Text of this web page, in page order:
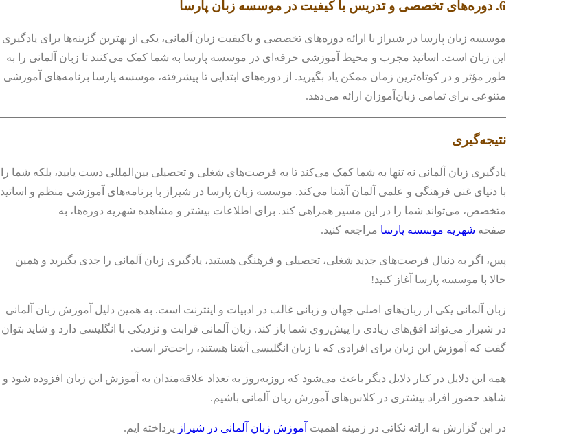
6. دوره‌های تخصصی و تدریس با کیفیت در موسسه زبان پارسا
موسسه زبان پارسا در شیراز با ارائه دوره‌های تخصصی و باکیفیت زبان آلمانی، یکی از بهترین گزینه‌ها برای یادگیری
این زبان است. اساتید مجرب و محیط آموزشی حرفه‌ای در موسسه پارسا به شما کمک می‌کنند تا زبان آلمانی را به
طور مؤثر و در کوتاه‌ترین زمان ممکن یاد بگیرید. از دوره‌های ابتدایی تا پیشرفته، موسسه پارسا برنامه‌های آموزشی
متنوعی برای تمامی زبان‌آموزان ارائه می‌دهد.
نتیجه‌گیری
یادگیری زبان آلمانی نه تنها به شما کمک می‌کند تا به فرصت‌های شغلی و تحصیلی بین‌المللی دست یابید، بلکه شما را
با دنیای غنی فرهنگی و علمی آلمان آشنا می‌کند. موسسه زبان پارسا در شیراز با برنامه‌های آموزشی منظم و اساتید
متخصص، می‌تواند شما را در این مسیر همراهی کند. برای اطلاعات بیشتر و مشاهده شهریه دوره‌ها، به
صفحه شهریه موسسه پارسا مراجعه کنید.
پس، اگر به دنبال فرصت‌های جدید شغلی، تحصیلی و فرهنگی هستید، یادگیری زبان آلمانی را جدی بگیرید و همین
حالا با موسسه پارسا آغاز کنید!
زبان آلمانی یکی از زبان‌های اصلی جهان و زبانی غالب در ادبیات و اینترنت است. به همین دلیل آموزش زبان آلمانی
در شیراز می‌تواند افق‌های زیادی را پیش‌روي شما باز کند. زبان آلمانی قرابت و نزدیکی با انگلیسی دارد و شاید بتوان
گفت که آموزش این زبان برای افرادی که با زبان انگلیسی آشنا هستند، راحت‌تر است.
همه این دلایل در کنار دلایل دیگر باعث می‌شود که روزبه‌روز به تعداد علاقه‌مندان به آموزش این زبان افزوده شود و
شاهد حضور افراد بیشتری در کلاس‌های آموزش زبان آلمانی باشیم.
در این گزارش به ارائه نکاتی در زمینه اهمیت آموزش زبان آلمانی در شیراز پرداخته ایم.